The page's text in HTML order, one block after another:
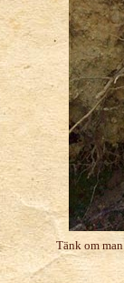
Tänk om